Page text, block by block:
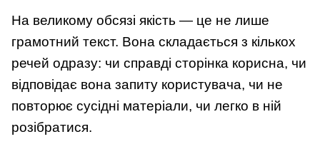
На великому обсязі якість — це не лише
грамотний текст. Вона складається з кількох
речей одразу: чи справді сторінка корисна, чи
відповідає вона запиту користувача, чи не
повторює сусідні матеріали, чи легко в ній
розібратися.